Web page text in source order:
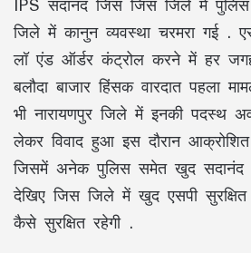
जिले में कानुन व्यवस्था चरमरा गई .
लॉ एंड ऑर्डर कंट्रोल करने में हर
बलौदा बाजार हिंसक वारदात पहला
भी नारायणपुर जिले में इनकी पदस्थ
लेकर विवाद हुआ इस दौरान
जिसमें अनेक पुलिस समेत खुद सदानंद
देखिए जिस जिले में खुद एसपी
कैसे सुरक्षित रहेगी .